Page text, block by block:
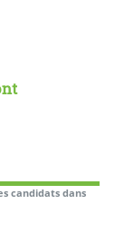
candidats dans